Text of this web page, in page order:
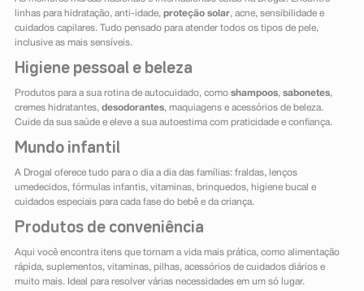
linhas para hidratação, anti-idade, proteção solar, acne, sensibilidade e
cuidados capilares. Tudo pensado para atender todos os tipos de pele,
inclusive as mais sensíveis.
Higiene pessoal e beleza
Produtos para a sua rotina de autocuidado, como shampoos, sabonetes,
cremes hidratantes, desodorantes, maquiagens e acessórios de beleza.
Cuide da sua saúde e eleve a sua autoestima com praticidade e confiança.
Mundo infantil
A Drogal oferece tudo para o dia a dia das famílias: fraldas, lenços
umedecidos, fórmulas infantis, vitaminas, brinquedos, higiene bucal e
cuidados especiais para cada fase do bebê e da criança.
Produtos de conveniência
Aqui você encontra itens que tornam a vida mais prática, como alimentação
rápida, suplementos, vitaminas, pilhas, acessórios de cuidados diários e
muito mais. Ideal para resolver várias necessidades em um só lugar.